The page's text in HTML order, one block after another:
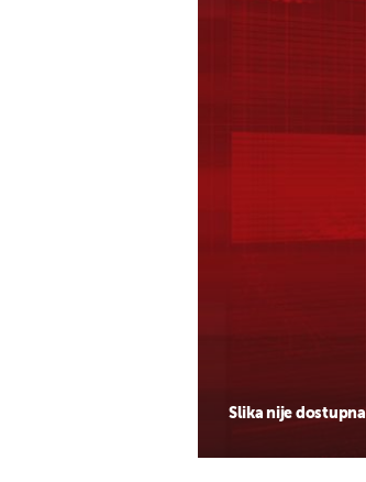
Slika nije dostupna